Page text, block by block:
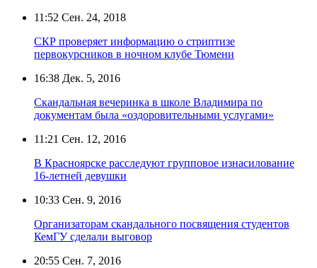
11:52 Сен. 24, 2018
СКР проверяет информацию о стриптизе
первокурсников в ночном клубе Тюмени
16:38 Дек. 5, 2016
Скандальная вечеринка в школе Владимира по
документам была «оздоровительными услугами»
11:21 Сен. 12, 2016
В Красноярске расследуют групповое изнасилование
16-летней девушки
10:33 Сен. 9, 2016
Организаторам скандального посвящения студентов
КемГУ сделали выговор
20:55 Сен. 7, 2016